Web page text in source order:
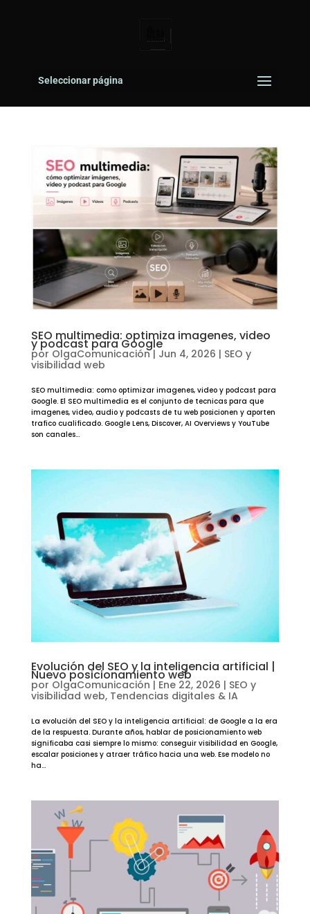
Seleccionar página
SEO multimedia: optimiza imagenes, video
y podcast para Google
por OlgaComunicación| Jun 4, 2026 | SEO y
visibilidad web
SEO multimedia: como optimizar imagenes, video y podcast para
Google. El SEO multimedia es el conjunto de tecnicas para que
imagenes, video, audio y podcasts de tu web posicionen y aporten
trafico cualificado. Google Lens, Discover, AI Overviews y YouTube
son canales...
Evolución del SEO y la inteligencia artificial |
Nuevo posicionamiento web
por OlgaComunicación | Ene 22, 2026 | SEO y
visibilidad web, Tendencias digitales & IA
La evolución del SEO y la inteligencia artificial: de Google a la era
de la respuesta. Durante años, hablar de posicionamiento web
significaba casi siempre lo mismo: conseguir visibilidad en Google,
escalar posiciones y atraer tráfico hacia una web. Ese modelo no
ha...